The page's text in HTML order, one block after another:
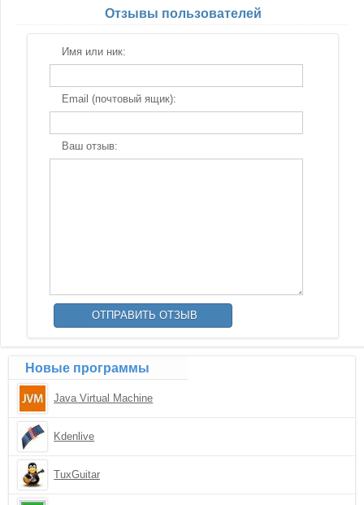
Отзывы пользователей
Имя или ник:
Email (почтовый ящик):
Ваш отзыв:
Новые программы
Java Virtual Machine
Kdenlive
TuxGuitar